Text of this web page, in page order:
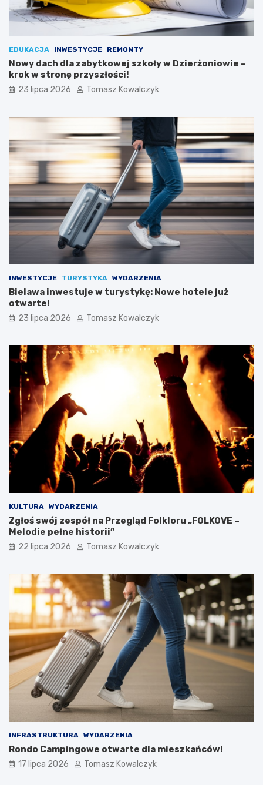
EDUKACJA INWESTYCJE REMONTY
Nowy dach dla zabytkowej szkoły w Dzierżoniowie –
krok w stronę przyszłości!
23 lipca 2026 Tomasz Kowalczyk
INWESTYCJE TURYSTYKA WYDARZENIA
Bielawa inwestuje w turystykę: Nowe hotele już
otwarte!
23 lipca 2026 Tomasz Kowalczyk
KULTURA WYDARZENIA
Zgłoś swój zespół na Przegląd Folkloru „FOLKOVE –
Melodie pełne historii”
22 lipca 2026 Tomasz Kowalczyk
INFRASTRUKTURA WYDARZENIA
Rondo Campingowe otwarte dla mieszkańców!
17 lipca 2026 Tomasz Kowalczyk